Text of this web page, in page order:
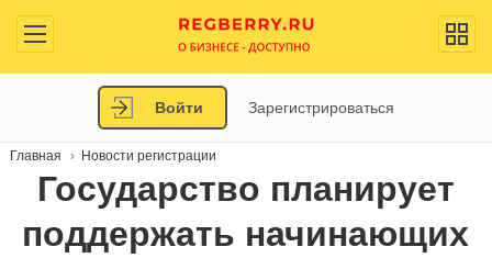
Войти Зарегистрироваться
Главная Новости регистрации
Государство планирует
поддержать начинающих